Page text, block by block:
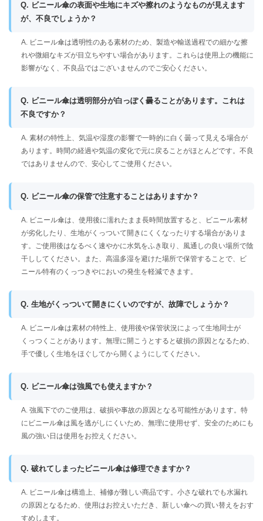
Q. ビニール傘の表面や生地にキズや擦れのようなものが見えます
が、不良でしょうか？
A. ビニール傘は透明性のある素材のため、製造や輸送過程での細かな擦
れや微細なキズが目立ちやすい場合があります。これらは使用上の機能に
影響がなく、不良品ではございませんのでご安心ください。
Q. ビニール傘は透明部分が白っぽく曇ることがあります。これは
不良ですか？
A. 素材の特性上、気温や湿度の影響で一時的に白く曇って見える場合が
あります。時間の経過や気温の変化で元に戻ることがほとんどです。不良
ではありませんので、安心してご使用ください。
Q. ビニール傘の保管で注意することはありますか？
A. ビニール傘は、使用後に濡れたまま長時間放置すると、ビニール素材
が劣化したり、生地がくっついて開きにくくなったりする場合がありま
す。ご使用後はなるべく速やかに水気をふき取り、風通しの良い場所で陰
干ししてください。また、高温多湿を避けた場所で保管することで、ビ
ニール特有のくっつきやにおいの発生を軽減できます。
Q. 生地がくっついて開きにくいのですが、故障でしょうか？
A. ビニール傘は素材の特性上、使用後や保管状況によって生地同士が
くっつくことがあります。無理に開こうとすると破損の原因となるため、
手で優しく生地をほぐしてから開くようにしてください。
Q. ビニール傘は強風でも使えますか？
A. 強風下でのご使用は、破損や事故の原因となる可能性があります。特
にビニール傘は風を逃がしにくいため、無理に使用せず、安全のためにも
風の強い日は使用をお控えください。
Q. 破れてしまったビニール傘は修理できますか？
A. ビニール傘は構造上、補修が難しい商品です。小さな破れでも水漏れ
の原因となるため、使用はお控えいただき、新しい傘への買い替えをおす
すめします。